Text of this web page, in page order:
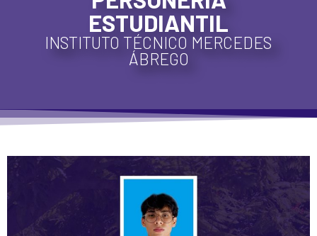
ESTUDIANTIL
INSTITUTO TÉCNICO MERCEDES
ÁBREGO